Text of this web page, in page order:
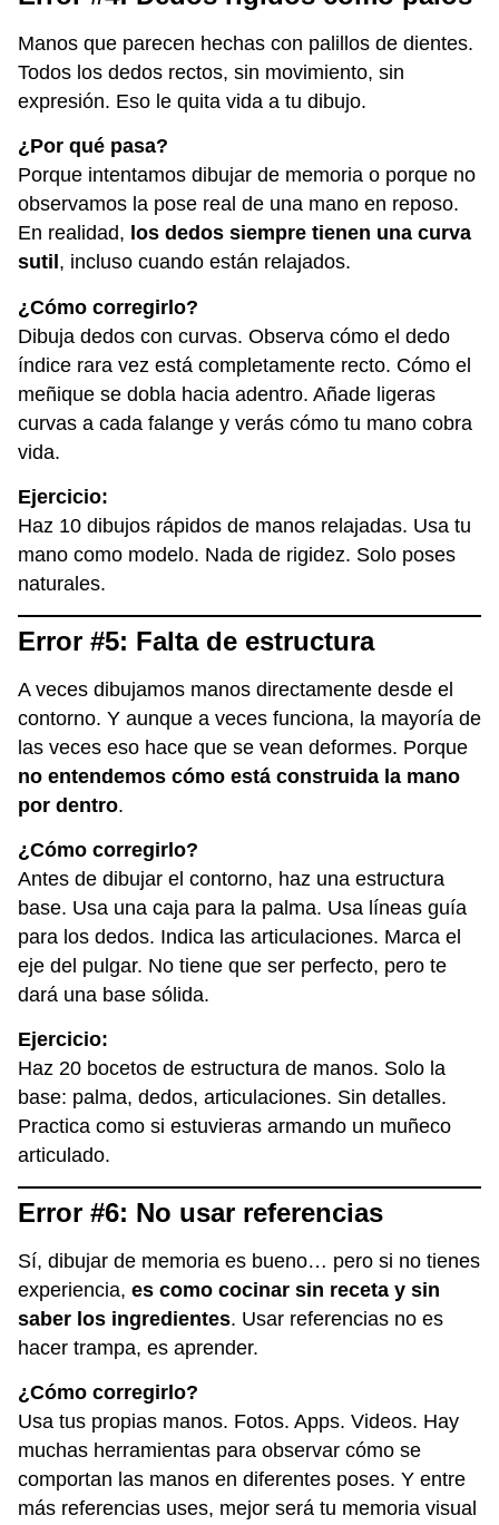
Manos que parecen hechas con palillos de dientes.
Todos los dedos rectos, sin movimiento, sin
expresión. Eso le quita vida a tu dibujo.
¿Por qué pasa?
Porque intentamos dibujar de memoria o porque no
observamos la pose real de una mano en reposo.
En realidad, los dedos siempre tienen una curva
sutil , incluso cuando están relajados.
¿Cómo corregirlo?
Dibuja dedos con curvas. Observa cómo el dedo
índice rara vez está completamente recto. Cómo el
meñique se dobla hacia adentro. Añade ligeras
curvas a cada falange y verás cómo tu mano cobra
vida.
Ejercicio:
Haz 10 dibujos rápidos de manos relajadas. Usa tu
mano como modelo. Nada de rigidez. Solo poses
naturales.
Error #5: Falta de estructura
A veces dibujamos manos directamente desde el
contorno. Y aunque a veces funciona, la mayoría de
las veces eso hace que se vean deformes. Porque
no entendemos cómo está construida la mano
por dentro.
¿Cómo corregirlo?
Antes de dibujar el contorno, haz una estructura
base. Usa una caja para la palma. Usa líneas guía
para los dedos. Indica las articulaciones. Marca el
eje del pulgar. No tiene que ser perfecto, pero te
dará una base sólida.
Ejercicio:
Haz 20 bocetos de estructura de manos. Solo la
base: palma, dedos, articulaciones. Sin detalles.
Practica como si estuvieras armando un muñeco
articulado.
Error #6: No usar referencias
Sí, dibujar de memoria es bueno… pero si no tienes
experiencia, es como cocinar sin receta y sin
saber los ingredientes. Usar referencias no es
hacer trampa, es aprender.
¿Cómo corregirlo?
Usa tus propias manos. Fotos. Apps. Videos. Hay
muchas herramientas para observar cómo se
comportan las manos en diferentes poses. Y entre
más referencias uses, mejor será tu memoria visual